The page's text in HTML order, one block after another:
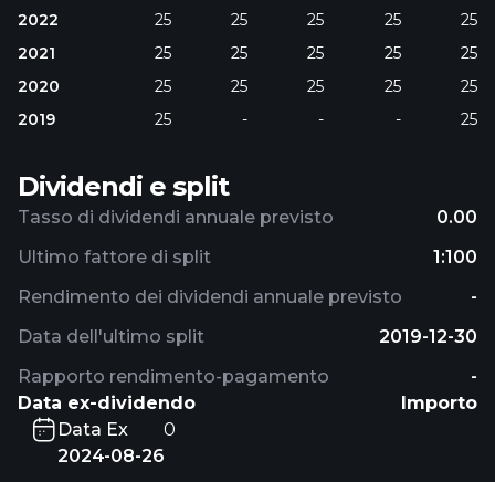
2022
25 25 25 25
25
2021
25 25 25 25
25
2020
25 25 25 25
25
2019
25 - - - 25
Dividendi e split
Tasso di dividendi annuale previsto 0.00
Rendimento dei dividendi annuale previsto -
Rapporto rendimento-pagamento -
Ultimo fattore di split 1:100
Data dell'ultimo split 2019-12-30
Data ex-dividendo
Importo
Data Ex
2024-08-26
0